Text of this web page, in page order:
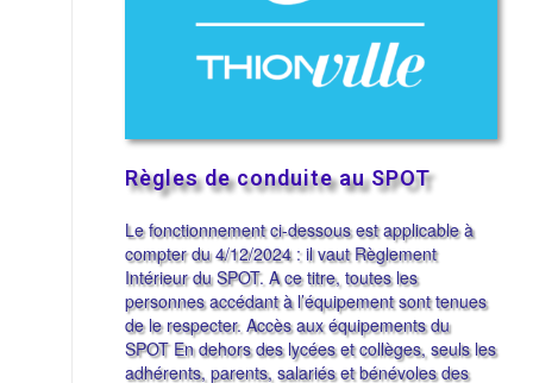
Règles de conduite au SPOT
Le fonctionnement ci-dessous est applicable à
compter du 4/12/2024 : il vaut Règlement
Intérieur du SPOT. A ce titre, toutes les
personnes accédant à l’équipement sont tenues
de le respecter. Accès aux équipements du
SPOT En dehors des lycées et collèges, seuls les
adhérents, parents, salariés et bénévoles des